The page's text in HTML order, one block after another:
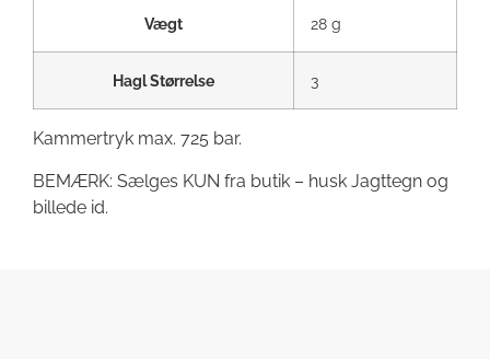
Vægt 28 g
Hagl Størrelse 3
Kammertryk max. 725 bar.
BEMÆRK: Sælges KUN fra butik – husk Jagttegn og
billede id.